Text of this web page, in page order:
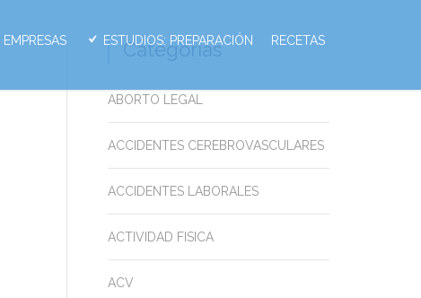
EMPRESAS ESTUDIOS: PREPARACIÓN RECETAS
Categorias
ABORTO LEGAL
ACCIDENTES CEREBROVASCULARES
ACCIDENTES LABORALES
ACTIVIDAD FISICA
ACV